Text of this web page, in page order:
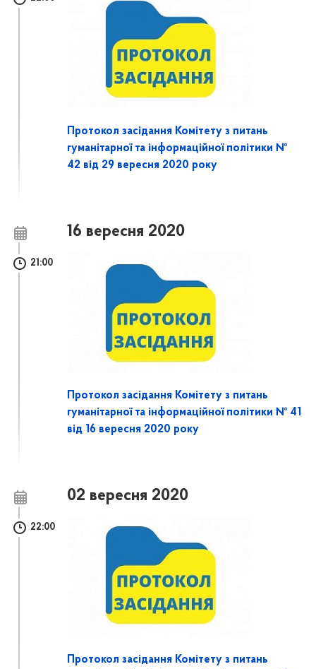
Протокол засідання Комітету з питань
гуманітарної та інформаційної політики №
42 від 29 вересня 2020 року
16 вересня 2020
21:00
Протокол засідання Комітету з питань
гуманітарної та інформаційної політики № 41
від 16 вересня 2020 року
02 вересня 2020
22:00
Протокол засідання Комітету з питань